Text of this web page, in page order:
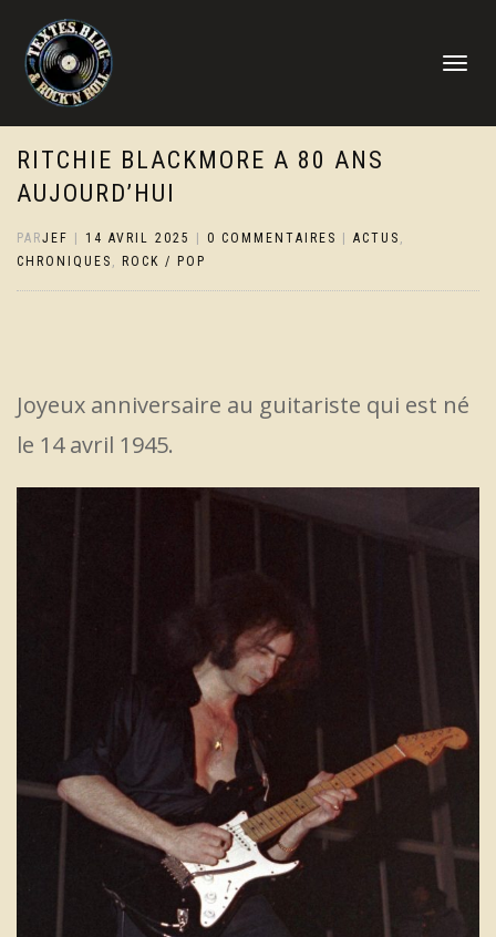
DÉPLIER
RITCHIE BLACKMORE A 80 ANS
AUJOURD’HUI
PARJEF 14 AVRIL 2025 0 COMMENTAIRES ACTUS ,
CHRONIQUES , ROCK / POP
Joyeux anniversaire au guitariste qui est né
le 14 avril 1945.